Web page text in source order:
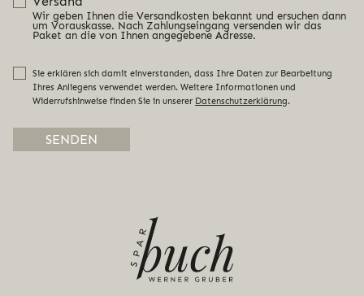
Wir geben Ihnen die Versandkosten bekannt und ersuchen dann
um Vorauskasse. Nach Zahlungseingang versenden wir das
Paket an die von Ihnen angegebene Adresse.
Sie erklären sich damit einverstanden, dass Ihre Daten zur Bearbeitung
Ihres Anliegens verwendet werden. Weitere Informationen und
Widerrufshinweise finden Sie in unserer Datenschutzerklärung.